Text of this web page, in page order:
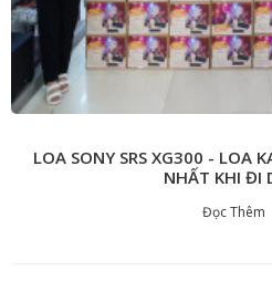
LOA SONY SRS XG300 - LOA
NHẤT KHI ĐI
Đọc Thêm